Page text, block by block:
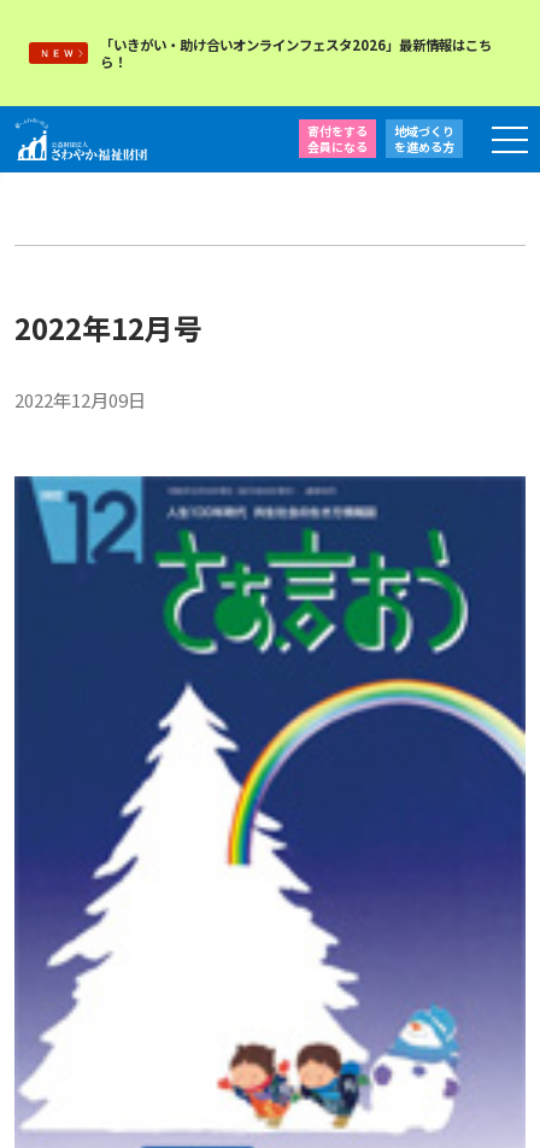
「いきがい・助け合いオンラインフェスタ2026」最新情報はこち
ら！
寄付をする
会員になる
地域づくり
を進める方
2022年12月号
2022年12月09日